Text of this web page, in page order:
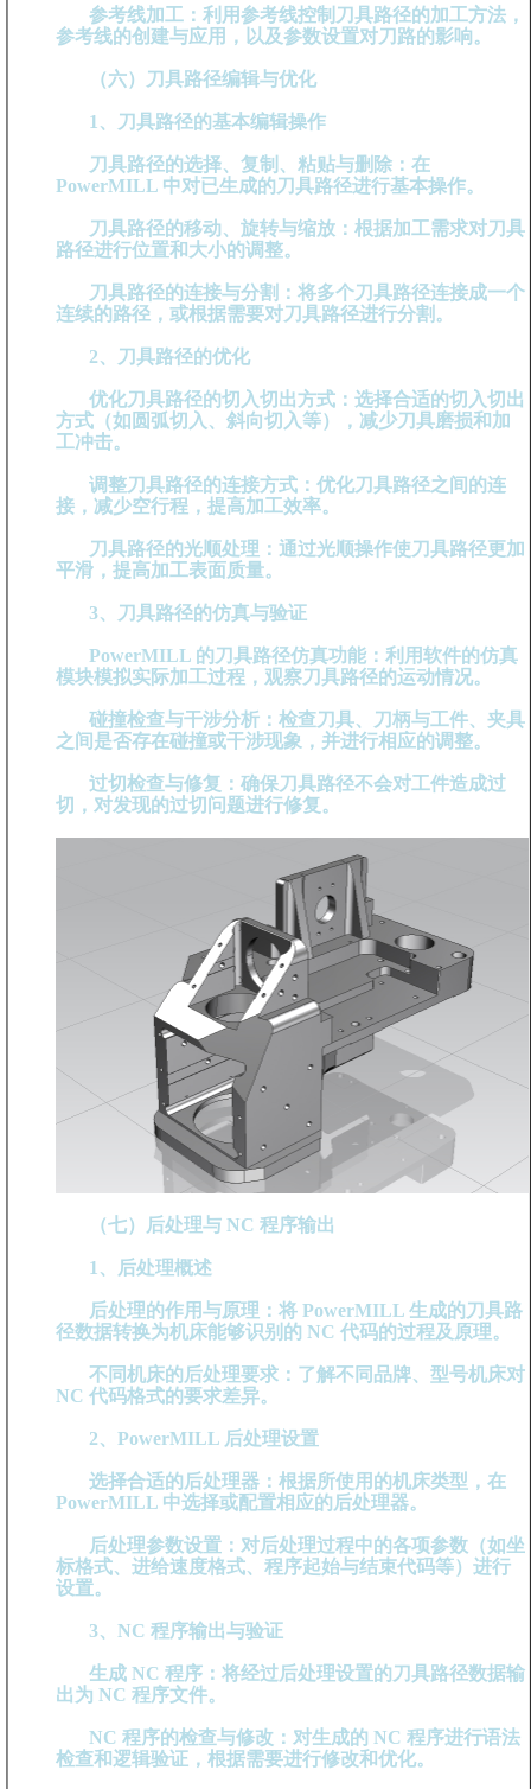
参考线加工：利用参考线控制刀具路径的加工方法，
参考线的创建与应用，以及参数设置对刀路的影响。
（六）刀具路径编辑与优化
1、刀具路径的基本编辑操作
刀具路径的选择、复制、粘贴与删除：在
PowerMILL 中对已生成的刀具路径进行基本操作。
刀具路径的移动、旋转与缩放：根据加工需求对刀具
路径进行位置和大小的调整。
刀具路径的连接与分割：将多个刀具路径连接成一个
连续的路径，或根据需要对刀具路径进行分割。
2、刀具路径的优化
优化刀具路径的切入切出方式：选择合适的切入切出
方式（如圆弧切入、斜向切入等），减少刀具磨损和加
工冲击。
调整刀具路径的连接方式：优化刀具路径之间的连
接，减少空行程，提高加工效率。
刀具路径的光顺处理：通过光顺操作使刀具路径更加
平滑，提高加工表面质量。
3、刀具路径的仿真与验证
PowerMILL 的刀具路径仿真功能：利用软件的仿真
模块模拟实际加工过程，观察刀具路径的运动情况。
碰撞检查与干涉分析：检查刀具、刀柄与工件、夹具
之间是否存在碰撞或干涉现象，并进行相应的调整。
过切检查与修复：确保刀具路径不会对工件造成过
切，对发现的过切问题进行修复。
（七）后处理与 NC 程序输出
1、后处理概述
后处理的作用与原理：将 PowerMILL 生成的刀具路
径数据转换为机床能够识别的 NC 代码的过程及原理。
不同机床的后处理要求：了解不同品牌、型号机床对
NC 代码格式的要求差异。
2、PowerMILL 后处理设置
选择合适的后处理器：根据所使用的机床类型，在
PowerMILL 中选择或配置相应的后处理器。
后处理参数设置：对后处理过程中的各项参数（如坐
标格式、进给速度格式、程序起始与结束代码等）进行
设置。
3、NC 程序输出与验证
生成 NC 程序：将经过后处理设置的刀具路径数据输
出为 NC 程序文件。
NC 程序的检查与修改：对生成的 NC 程序进行语法
检查和逻辑验证，根据需要进行修改和优化。